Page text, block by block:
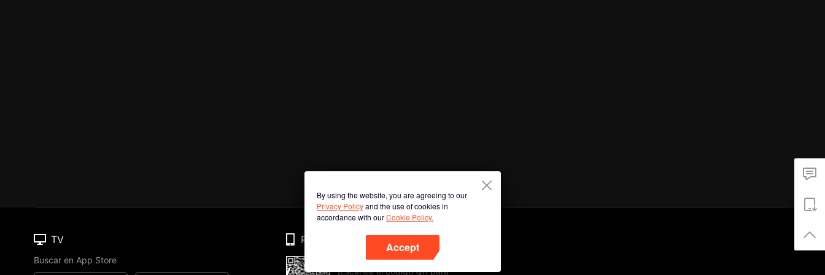
By using the website, you are agreeing to our
Privacy Policyand the use of cookies in
accordance with ourCookie Policy.
Accept
TV
Buscar en App Store
Phone
¡Escanee el código QR para